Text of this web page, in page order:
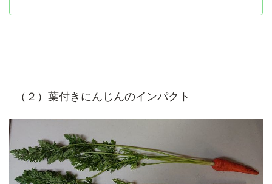
（２）葉付きにんじんのインパクト